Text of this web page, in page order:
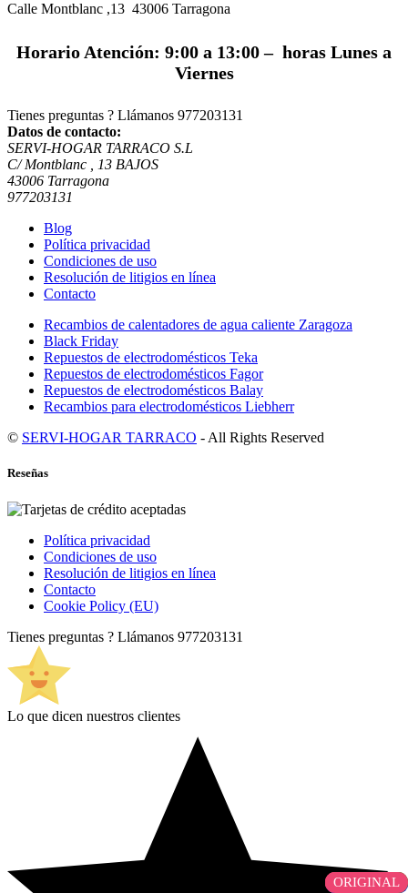
ORIGINAL
ORIGINAL
ORIGINAL
COMPATIBLE
OEM
ORIGINAL
Calle Montblanc ,13 43006 Tarragona
Horario Atención: 9:00 a 13:00 – horas Lunes a
Viernes
Tienes preguntas ? Llámanos 977203131
Datos de contacto:
SERVI-HOGAR TARRACO S.L
C/ Montblanc , 13 BAJOS
43006 Tarragona
977203131
Blog
Política privacidad
Condiciones de uso
Resolución de litigios en línea
Contacto
Recambios de calentadores de agua caliente Zaragoza
Black Friday
Repuestos de electrodomésticos Teka
Repuestos de electrodomésticos Fagor
Repuestos de electrodomésticos Balay
Recambios para electrodomésticos Liebherr
© SERVI-HOGAR TARRACO - All Rights Reserved
Reseñas
Política privacidad
Condiciones de uso
Resolución de litigios en línea
Contacto
Cookie Policy (EU)
Tienes preguntas ? Llámanos 977203131
Lo que dicen nuestros clientes